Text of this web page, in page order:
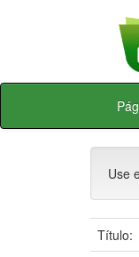
Skip
Use
Título: